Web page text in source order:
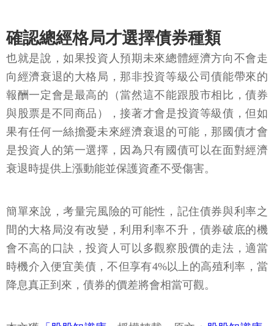
確認總經格局才選擇債券種類
也就是說，如果投資人預期未來總體經濟方向不會走
向經濟衰退的大格局，那非投資等級公司債能帶來的
報酬一定會是最高的（當然這不能跟股市相比，債券
與股票是不同商品），接著才會是投資等級債，但如
果有任何一絲擔憂未來經濟衰退的可能，那國債才會
是投資人的第一選擇，因為只有國債可以在面對經濟
衰退時提供上漲動能並保護資產不受傷害。
簡單來說，考量完風險的可能性，記住債券與利率之
間的大格局沒有改變，利用利率不升，債券破底的機
會不高的口訣，投資人可以多觀察股價的走法，適當
時機介入便宜美債，不但享有4%以上的高殖利率，當
降息真正到來，債券的價差將會相當可觀。